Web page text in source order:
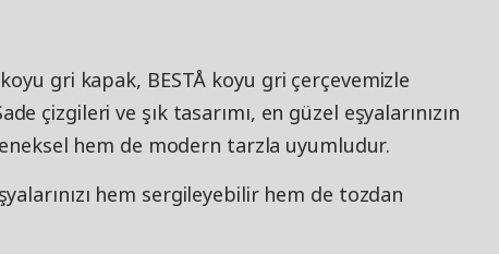
gri kapak, BESTÅ koyu gri çerçevemizle
çizgileri ve şık tasarımı, en güzel eşyalarınızın
hem de modern tarzla uyumludur.
hem sergileyebilir hem de tozdan